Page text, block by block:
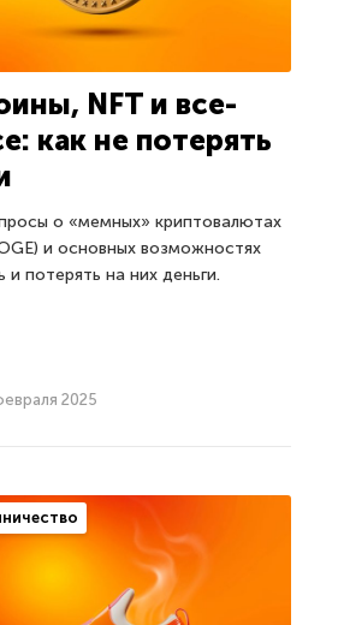
NFT и все-
как не потерять
о «мемных» криптовалютах
и основных возможностях
и потерять на них деньги.
2025